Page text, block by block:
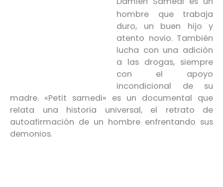
hombre que trabaja
duro, un buen hijo y
atento novio. También
lucha con una adición
a las drogas, siempre
con el apoyo
incondicional de su
madre. «Petit samedi» es un documental que
relata una historia universal, el retrato de
autoafirmación de un hombre enfrentando sus
demonios.